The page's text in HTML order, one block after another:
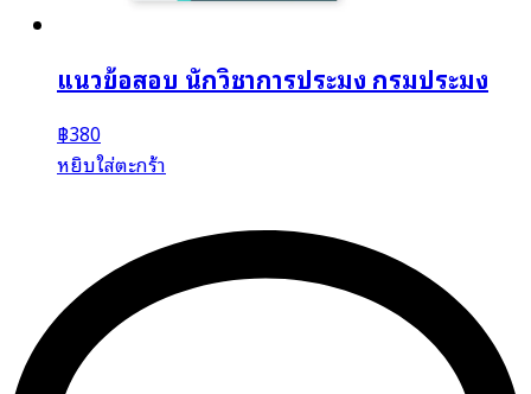
แนวข้อสอบ นักวิชาการประมง กรมประมง
฿380
หยิบใส่ตะกร้า